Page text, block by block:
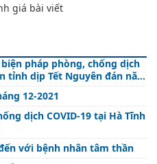
giá bài viết
pháp phòng, chống dịch
dịp Tết Nguyên đán năm
12-2021
dịch COVID-19 tại Hà Tĩnh
với bệnh nhân tâm thần